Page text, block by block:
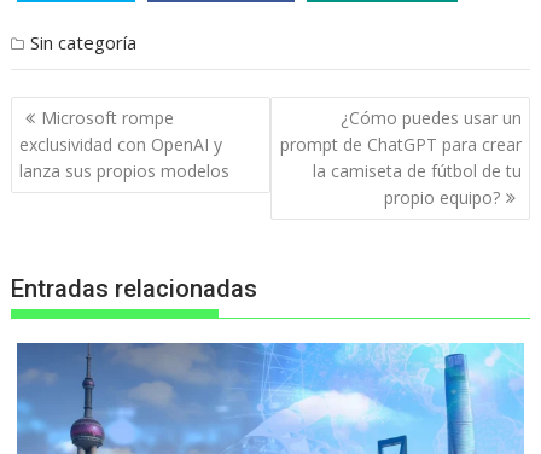
Sin categoría
Navegación
de
entradas
Microsoft rompe
exclusividad con OpenAI y
lanza sus propios modelos
¿Cómo puedes usar un
prompt de ChatGPT para crear
la camiseta de fútbol de tu
propio equipo?
Entradas relacionadas